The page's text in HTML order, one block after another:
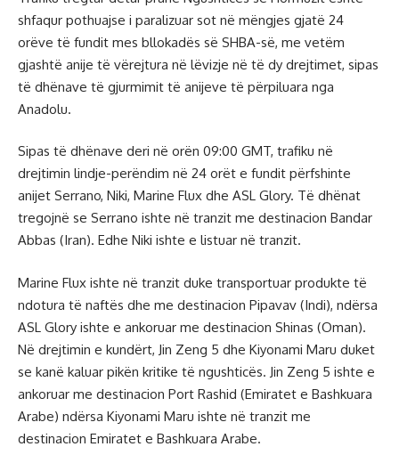
shfaqur pothuajse i paralizuar sot në mëngjes gjatë 24
orëve të fundit mes bllokadës së SHBA-së, me vetëm
gjashtë anije të vërejtura në lëvizje në të dy drejtimet, sipas
të dhënave të gjurmimit të anijeve të përpiluara nga
Anadolu.
Sipas të dhënave deri në orën 09:00 GMT, trafiku në
drejtimin lindje-perëndim në 24 orët e fundit përfshinte
anijet Serrano, Niki, Marine Flux dhe ASL Glory. Të dhënat
tregojnë se Serrano ishte në tranzit me destinacion Bandar
Abbas (Iran). Edhe Niki ishte e listuar në tranzit.
Marine Flux ishte në tranzit duke transportuar produkte të
ndotura të naftës dhe me destinacion Pipavav (Indi), ndërsa
ASL Glory ishte e ankoruar me destinacion Shinas (Oman).
Në drejtimin e kundërt, Jin Zeng 5 dhe Kiyonami Maru duket
se kanë kaluar pikën kritike të ngushticës. Jin Zeng 5 ishte e
ankoruar me destinacion Port Rashid (Emiratet e Bashkuara
Arabe) ndërsa Kiyonami Maru ishte në tranzit me
destinacion Emiratet e Bashkuara Arabe.